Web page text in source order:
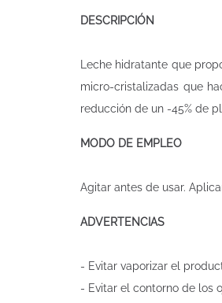
DESCRIPCIÓN
Leche hidratante que
micro-cristalizadas que
reducción de un -45% de
MODO DE EMPLEO
Agitar antes de usar.
ADVERTENCIAS
- Evitar vaporizar el
- Evitar el contorno de los